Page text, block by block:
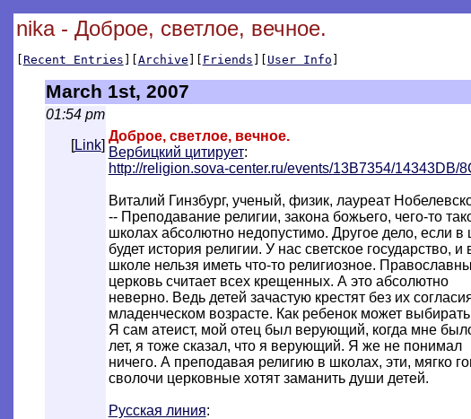
nika - Доброе, светлое, вечное.
[Recent Entries ][Archive ][ Friends ][ User Info ]
March 1st, 2007
01:54 pm
[Link]
Доброе, светлое, вечное.
Вербицкий цитирует:
http://religion.sova-center.ru/events/13B7354/14343DB/
Виталий Гинзбург, ученый, физик, лауреат
-- Преподавание религии, закона божьего, чего-то
школах абсолютно недопустимо. Другое дело, если в
будет история религии. У нас светское государство, и
школе нельзя иметь что-то религиозное.
церковь считает всех крещенных. А это абсолютно
неверно. Ведь детей зачастую крестят без их
младенческом возрасте. Как ребенок может
Я сам атеист, мой отец был верующий, когда мне
лет, я тоже сказал, что я верующий. Я же не понимал
ничего. А преподавая религию в школах, эти, мягко
сволочи церковные хотят заманить души детей.
Русская линия: